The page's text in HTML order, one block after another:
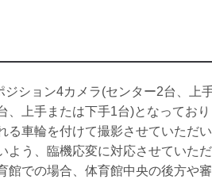
ション4カメラ(センター2台、上
、上手または下手1台)となってお
る車輪を付けて撮影させていただ
う、臨機応変に対応させていただ
館での場合、体育館中央の後方や